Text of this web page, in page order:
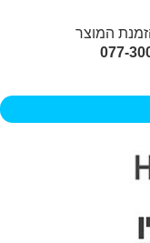
המוצר